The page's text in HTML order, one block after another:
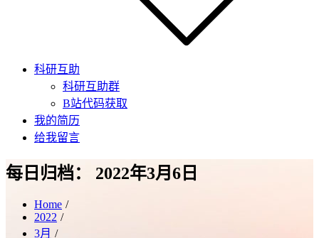
科研互助
科研互助群
B站代码获取
我的简历
给我留言
每日归档： 2022年3月6日
Home
2022
3月